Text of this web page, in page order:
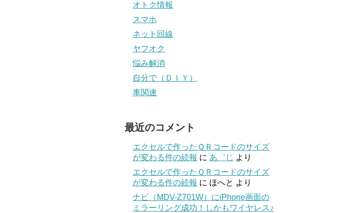
オトク情報
スマホ
ネット回線
ヤフオク
悩み解消
自分で（ＤＩＹ）
車関連
最近のコメント
エクセルで作ったＱＲコードのサイズ
が変わる件の続報 に あ゛じ より
エクセルで作ったＱＲコードのサイズ
が変わる件の続報 に ほへと より
ナビ（MDV-Z701W）にiPhone画面の
ミラーリング成功！しかもワイヤレス♪